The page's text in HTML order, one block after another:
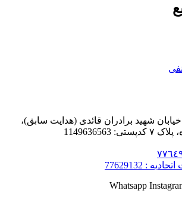
شهید برادران قائدی (هدایت سابق)،
1149636563
: 77629132
Whatsapp